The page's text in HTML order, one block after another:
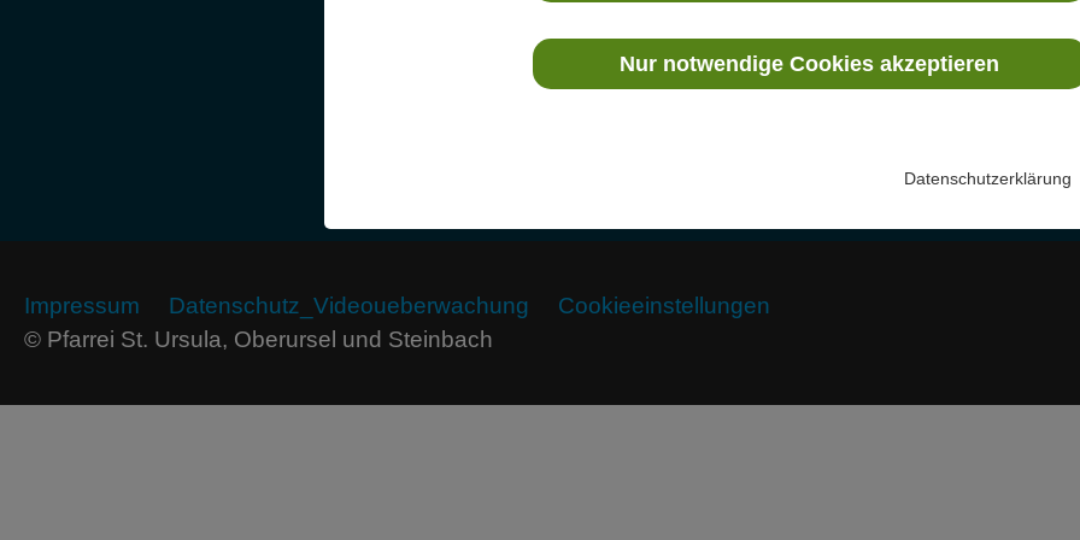
Nur notwendige Cookies akzeptieren
Datenschutzerklärung
Impressum Datenschutz_Videoueberwachung
Cookieeinstellungen
© Pfarrei St. Ursula, Oberursel und Steinbach